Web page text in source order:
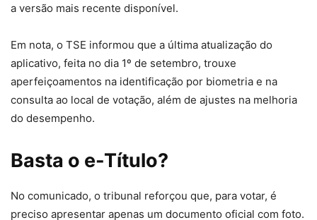
a versão mais recente disponível.
Em nota, o TSE informou que a última atualização do
aplicativo, feita no dia 1º de setembro, trouxe
aperfeiçoamentos na identificação por biometria e na
consulta ao local de votação, além de ajustes na melhoria
do desempenho.
Basta o e-Título?
No comunicado, o tribunal reforçou que, para votar, é
preciso apresentar apenas um documento oficial com foto.